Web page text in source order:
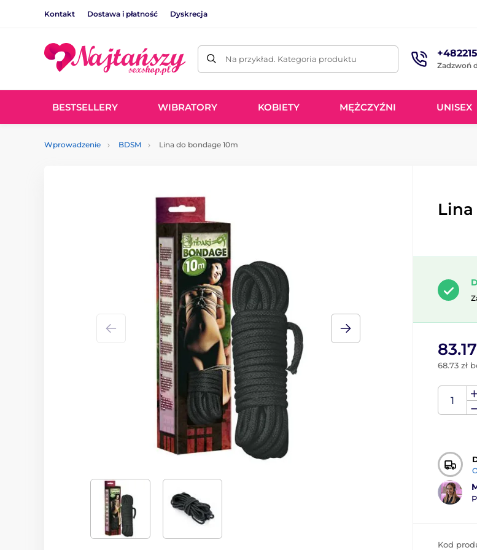
Kontakt Dostawa i płatność Dyskrecja
Na przykład. Kategoria produktu
Zadzwoń
BESTSELLERY WIBRATORY KOBIETY MĘŻCZYŹNI UNISEX
Wprowadzenie BDSM Lina do bondage 10m
68.73 zł
Kod